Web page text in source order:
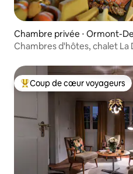
Chambre privée ⋅ Ormont-
Chambres d'hôtes, chalet La
Coups de cœur voyageurs
Coup de cœur voyageurs